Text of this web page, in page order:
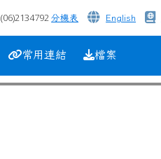
(06)2134792分機表 English
常用連結 檔案